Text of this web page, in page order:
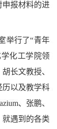
报材料的进
举行了“青年
化工学院领
长文教授、
以及教学科
、张鹏、
遇到的各类